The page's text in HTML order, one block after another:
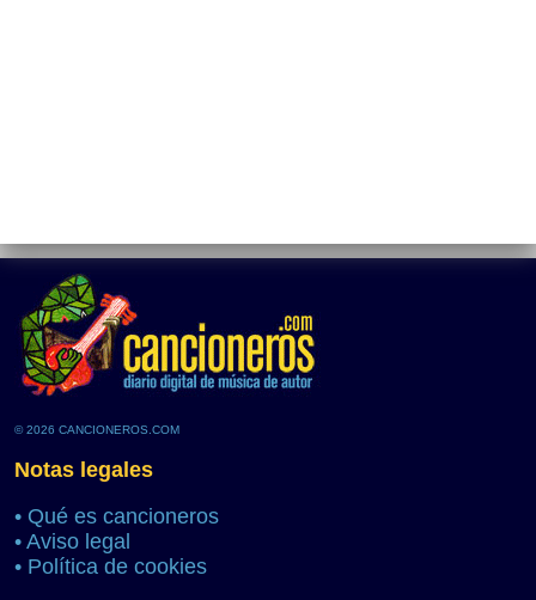
© 2026 CANCIONEROS.COM
Notas legales
• Qué es cancioneros
• Aviso legal
• Política de cookies